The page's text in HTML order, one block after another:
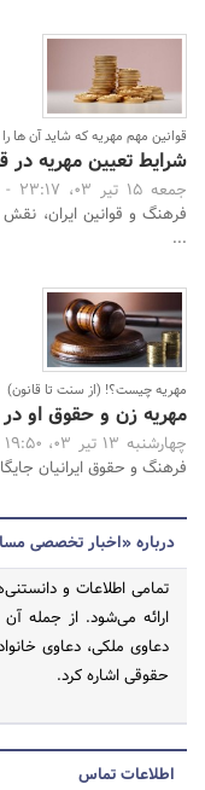
قوانین مهم مهریه که شاید آن ها را
شرایط تعیین مهریه در
جمعه 15 تیر 03، 23:17 -
فرهنگ و قوانین ایران،
...
مهریه چیست؟! (از سنت تا قانون)
مهریه زن و حقوق او
چهارشنبه 13 تیر 03، 19:50 -
فرهنگ و حقوق ایرانیان
درباره «اخبار تخصصی
تمامی اطلاعات و
ارائه می‌شود. از جمله
دعاوی ملکی، دعاوی
حقوقی اشاره کرد.
اطلاعات تماس